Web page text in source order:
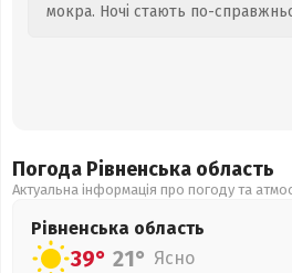
мокра. Ночі стають по-
Погода Рівненська область
Актуальна інформація про погоду та
Рівненська область
39° 21° Ясно